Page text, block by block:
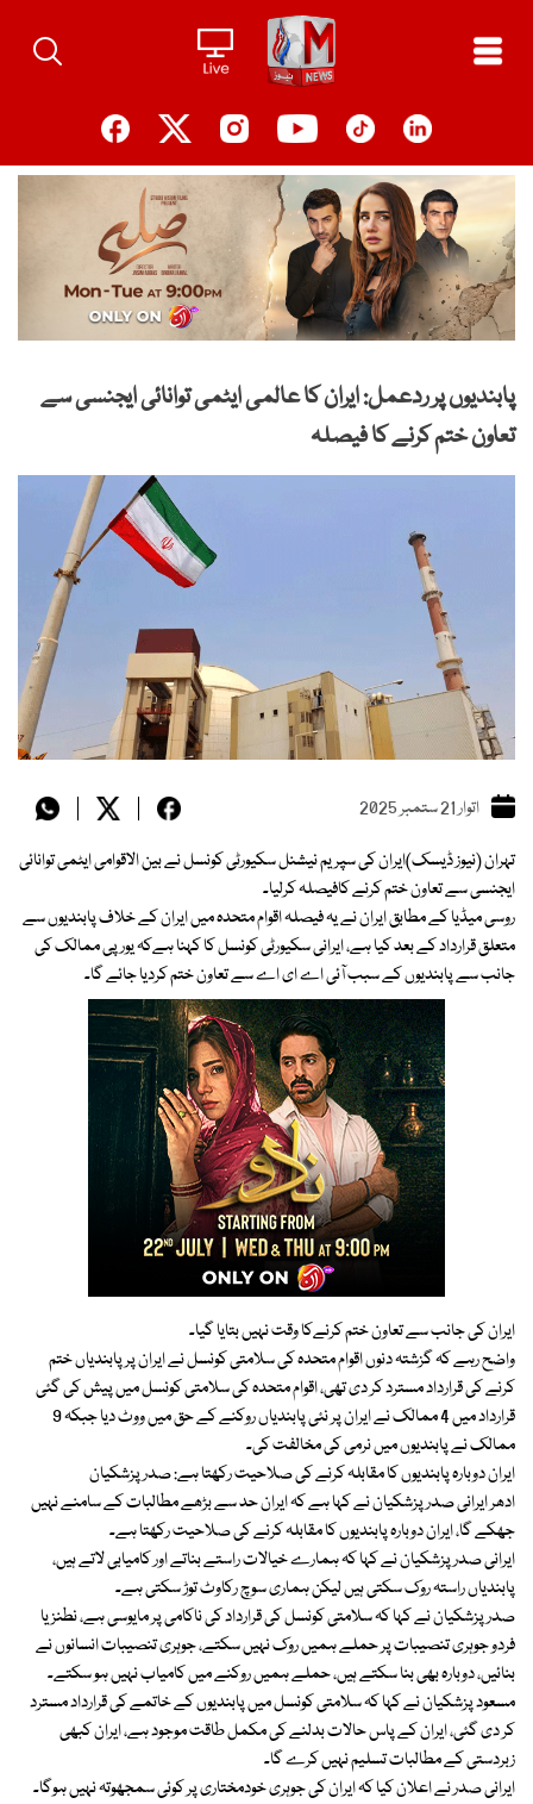
content
پابندیوں پر ردعمل: ایران کا عالمی ایٹمی توانائی ایجنسی سے
تعاون ختم کرنے کا فیصلہ
اتوار 21 ستمبر 2025
تہران (نیوز ڈیسک)ایران کی سپریم نیشنل سکیورٹی کونسل نے بین الاقوامی ایٹمی توانائی
ایجنسی سے تعاون ختم کرنے کافیصلہ کرلیا۔
روسی میڈیا کے مطابق ایران نے یہ فیصلہ اقوام متحدہ میں ایران کے خلاف پابندیوں سے
متعلق قرارداد کے بعد کیا ہے، ایرانی سکیورٹی کونسل کا کہنا ہےکہ یورپی ممالک کی
جانب سے پابندیوں کے سبب آئی اے ای اے سے تعاون ختم کردیا جائے گا۔
ایران کی جانب سے تعاون ختم کرنےکا وقت نہیں بتایا گیا۔
واضح رہے کہ گزشتہ دنوں اقوام متحدہ کی سلامتی کونسل نے ایران پر پابندیاں ختم
کرنے کی قرارداد مسترد کر دی تھی، اقوام متحدہ کی سلامتی کونسل میں پیش کی گئی
قرارداد میں 4 ممالک نے ایران پر نئی پابندیاں روکنے کے حق میں ووٹ دیا جبکہ 9
ممالک نے پابندیوں میں نرمی کی مخالفت کی۔
ایران دوبارہ پابندیوں کا مقابلہ کرنے کی صلاحیت رکھتا ہے: صدر پزشکیان
ادھر ایرانی صدر پزشکیان نے کہا ہے کہ ایران حد سے بڑھے مطالبات کے سامنے نہیں
جھکے گا، ایران دوبارہ پابندیوں کا مقابلہ کرنے کی صلاحیت رکھتا ہے۔
ایرانی صدر پزشکیان نے کہا کہ ہمارے خیالات راستے بناتے اور کامیابی لاتے ہیں،
پابندیاں راستہ روک سکتی ہیں لیکن ہماری سوچ رکاوٹ توڑ سکتی ہے۔
صدر پزشکیان نے کہا کہ سلامتی کونسل کی قرارداد کی ناکامی پر مایوسی ہے، نطنز یا
فردو جوہری تنصیبات پر حملے ہمیں روک نہیں سکتے، جوہری تنصیبات انسانوں نے
بنائیں، دوبارہ بھی بنا سکتے ہیں، حملے ہمیں روکنے میں کامیاب نہیں ہو سکتے۔
مسعود پزشکیان نے کہا کہ سلامتی کونسل میں پابندیوں کے خاتمے کی قرارداد مسترد
کر دی گئی، ایران کے پاس حالات بدلنے کی مکمل طاقت موجود ہے، ایران کبھی
زبردستی کے مطالبات تسلیم نہیں کرے گا۔
ایرانی صدر نے اعلان کیا کہ ایران کی جوہری خودمختاری پر کوئی سمجھوتہ نہیں ہوگا۔